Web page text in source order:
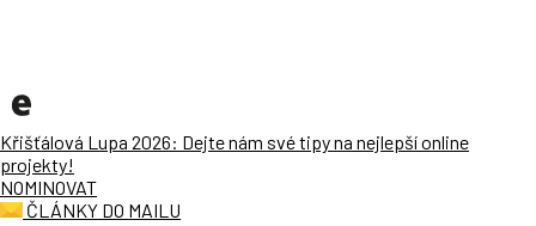
Křišťálová Lupa 2026: Dejte nám své tipy na nejlepší online
projekty!
NOMINOVAT
ČLÁNKY DO MAILU